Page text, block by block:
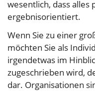
wesentlich, dass
ergebnisorientiert.
Wenn Sie zu einer
möchten Sie als
irgendetwas im
zugeschrieben wird,
dar. Organisationen